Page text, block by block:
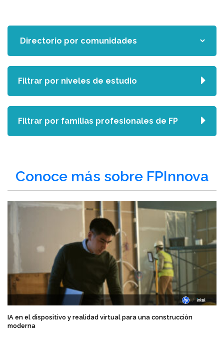
Conoce más sobre FPInnova
IA en el dispositivo y realidad virtual para una construcción
moderna
Filtrar por niveles de estudio
Filtrar por familias profesionales de FP